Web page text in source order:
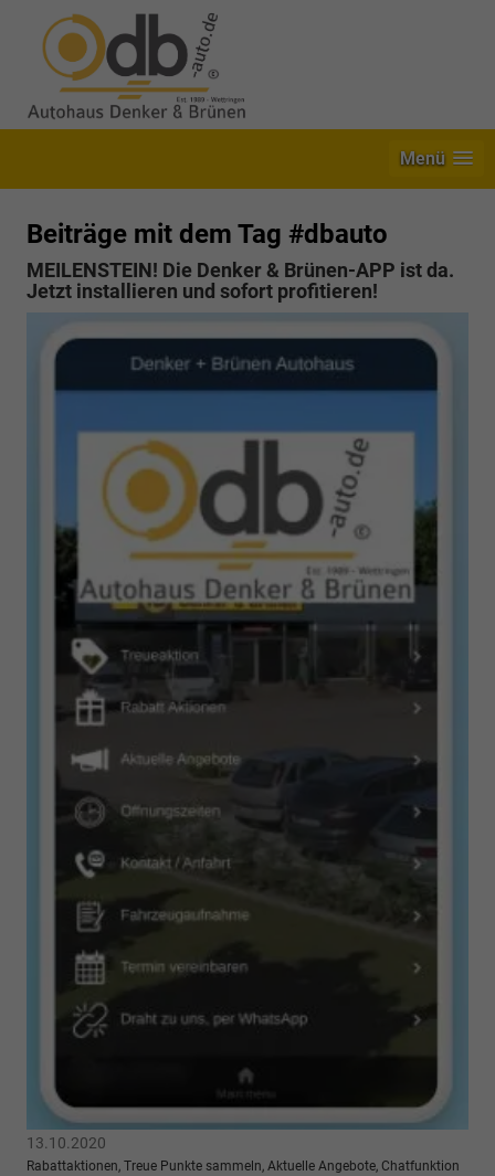
Menü
Beiträge mit dem Tag #dbauto
MEILENSTEIN! Die Denker & Brünen-APP ist da.
Jetzt installieren und sofort profitieren!
13.10.2020
Rabattaktionen, Treue Punkte sammeln, Aktuelle Angebote, Chatfunktion